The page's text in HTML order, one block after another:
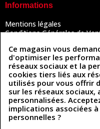
Informations
Mentions légales
Conditions Générales de
Politique des cookies
Contactez-nous
Coordonnées
493 Chemin de
81300 Graulhet
Ce magasin vous
d'optimiser les
réseaux sociaux et la
cookies tiers liés aux
utilisés pour vous offrir
sur les réseaux sociaux,
personnalisées.
implications associées
personnelles ?